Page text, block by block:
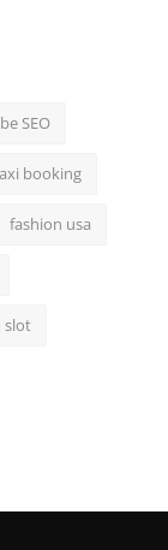
SEO
booking
fashion usa
slot